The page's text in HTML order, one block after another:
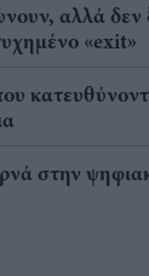
αλλά δεν
«exit»
στην